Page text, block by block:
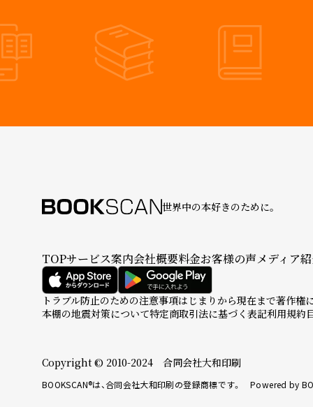
世界中の本好きのために。
TOPサービス案内会社概要料金お客様の声メディア
トラブル防止のための注意事項はじまりから現在まで著作権
本棚の地震対策について特定商取引法に基づく表記利用規約
Copyright © 2010-2024 合同会社大和印刷
BOOKSCAN®は、合同会社大和印刷の登録商標です。 Powered by